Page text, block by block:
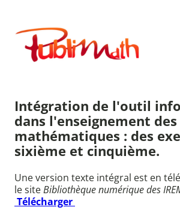
contenu
Publimath
Intégration de l'outil
dans l'enseignement des
mathématiques : des
sixième et cinquième.
Une version texte intégral est en
le siteBibliothèque numérique des
Télécharger